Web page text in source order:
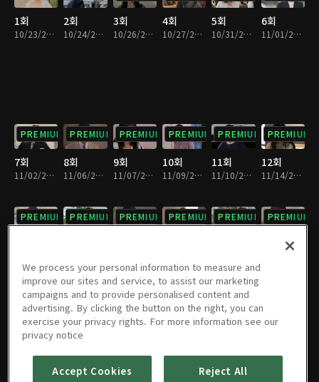
1회
10/23/2023 • 30분
2회
10/24/2023 • 30분
3회
10/26/2023 • 30분
4회
10/27/2023 • 29분
5회
10/31/2023 • 30분
6회
11/01/2023 • 30분
PREMIUM
7회
11/02/2023 • 30분
PREMIUM
8회
11/06/2023 • 29분
PREMIUM
9회
11/07/2023 • 30분
PREMIUM
10회
11/09/2023 • 30분
PREMIUM
11회
11/10/2023 • 30분
PREMIUM
12회
11/14/2023 • 30분
PREMIUM PREMIUM PREMIUM PREMIUM PREMIUM PREMIUM
PREMIUM
19회
11/23/2023 • 29분
PREMIUM
20회
PREMIUM
21회
PREMIUM
22회
PREMIUM
23회 24회
We process your personal information to measure and
improve our sites and service, to assist our marketing
campaigns and to provide personalised content and
advertising. By clicking the button on the right, you can
exercise your privacy rights. For more information see our
privacy notice
Accept Cookies Reject All